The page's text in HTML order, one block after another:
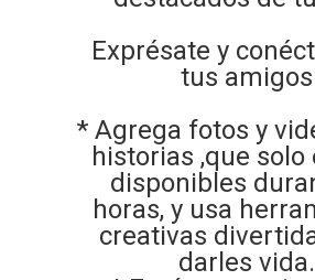
Exprésate y
tus amigos
* Agrega fotos y
historias ,que solo
disponibles
horas, y usa
creativas
darles vida.